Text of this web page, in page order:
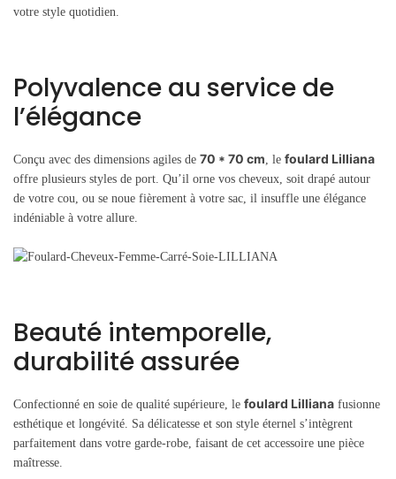
votre style quotidien.
Polyvalence au service de
l’élégance
Conçu avec des dimensions agiles de 70 * 70 cm , le foulard Lilliana
offre plusieurs styles de port. Qu’il orne vos cheveux, soit drapé autour
de votre cou, ou se noue fièrement à votre sac, il insuffle une élégance
indéniable à votre allure.
Beauté intemporelle,
durabilité assurée
Confectionné en soie de qualité supérieure, le foulard Lilliana fusionne
esthétique et longévité. Sa délicatesse et son style éternel s’intègrent
parfaitement dans votre garde-robe, faisant de cet accessoire une pièce
maîtresse.